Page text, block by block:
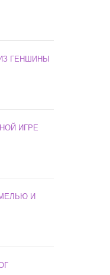
ГЕНШИНЫ
ИГРЕ
И